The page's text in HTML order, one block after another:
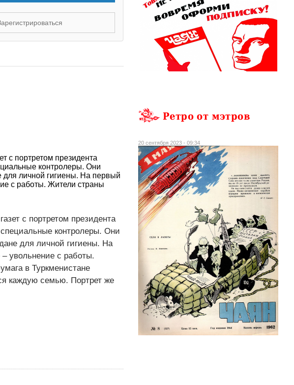
с портретом президента
контролеры. Они
для личной гигиены. На первый
с работы. Жители страны
с портретом президента
контролеры. Они
для личной гигиены. На
увольнение с работы.
в Туркменистане
каждую семью. Портрет же
Ретро от мэтров
20 сентября 2023 - 09:34